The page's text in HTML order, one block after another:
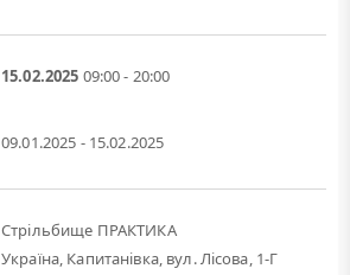
15.02.2025 09:00 - 20:00
09.01.2025 - 15.02.2025
Стрільбище ПРАКТИКА
Україна, Капитанівка, вул. Лісова, 1-Г